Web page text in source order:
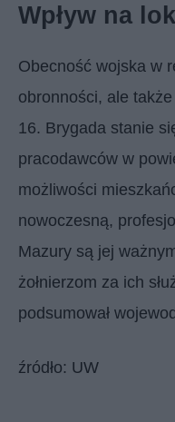
Wpływ na
Obecność wojska w
obronności, ale
16. Brygada stanie
pracodawców w
możliwości
nowoczesną,
Mazury są jej
żołnierzom za ich
podsumował
źródło: UW